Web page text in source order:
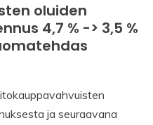
oluiden
4,7 % -> 3,5 %
ja seuraavana